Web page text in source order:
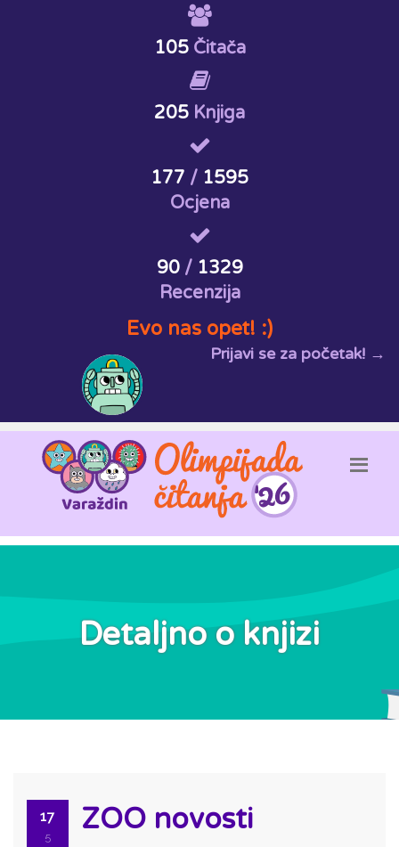
105Čitača
205 Knjiga
177 / 1595
Ocjena
90/ 1329
Recenzija
Evo nas opet! :)
Prijavi se za početak! →
Detaljno o knjizi
17
5
ZOO novosti